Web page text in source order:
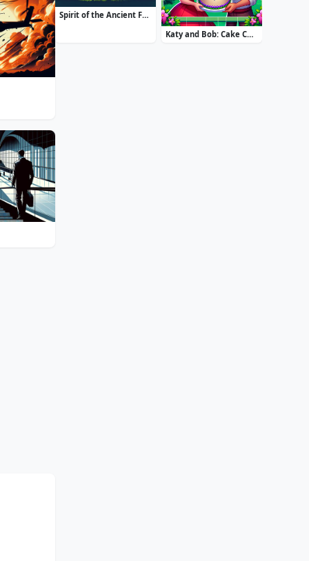
Spirit of the Ancient Forest
Katy and Bob: Cake Cafe